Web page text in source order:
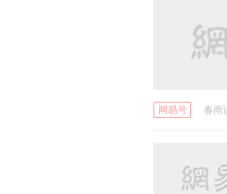
网易号 春雨